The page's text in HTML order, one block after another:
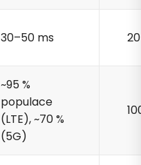
30–50 ms
~95 %
populace
(LTE), ~70 %
(5G)